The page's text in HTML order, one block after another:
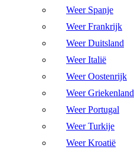
Weer Spanje
Weer Frankrijk
Weer Duitsland
Weer Italië
Weer Oostenrijk
Weer Griekenland
Weer Portugal
Weer Turkije
Weer Kroatië